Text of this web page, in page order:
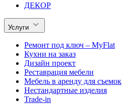
ДЕКОР
Услуги
Ремонт под ключ – MyFlat
Кухни на заказ
Дизайн проект
Реставрация мебели
Мебель в аренду для съемок
Нестандартные изделия
Trade-in